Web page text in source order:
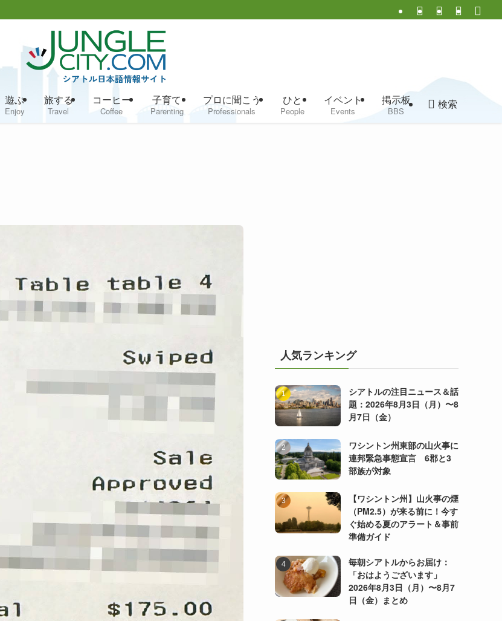
遊ぶ
Enjoy
旅する
Travel
コーヒー
Coffee
子育て
Parenting
プロに聞こう
Professionals
ひと
People
イベント
Events
掲示板
BBS
検索
人気ランキング
シアトルの注目ニュース＆話
題：2026年8月3日（月）〜8
月7日（金）
ワシントン州東部の山火事に
連邦緊急事態宣言 6郡と3
部族が対象
【ワシントン州】山火事の煙
（PM2.5）が来る前に！今す
ぐ始める夏のアラート＆事前
準備ガイド
毎朝シアトルからお届け：
「おはようございます」
2026年8月3日（月）〜8月7
日（金）まとめ